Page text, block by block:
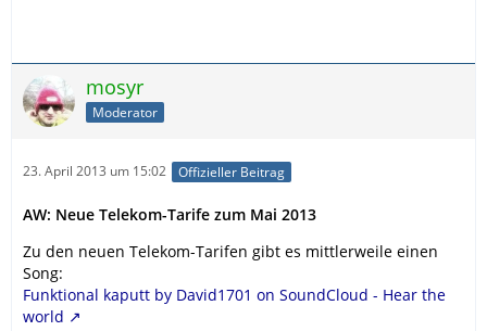
mosyr
Moderator
23. April 2013 um 15:02 Offizieller Beitrag
AW: Neue Telekom-Tarife zum Mai 2013
Zu den neuen Telekom-Tarifen gibt es mittlerweile einen
Song:
Funktional kaputt by David1701 on SoundCloud - Hear the
world